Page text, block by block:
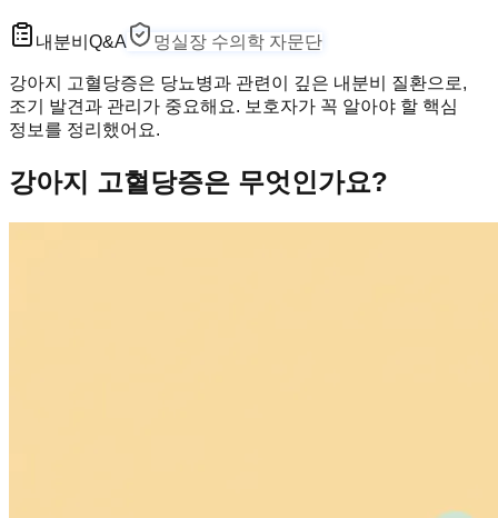
내분비 Q&A 멍실장 수의학 자문단
강아지 고혈당증은 당뇨병과 관련이 깊은 내분비 질환으로,
조기 발견과 관리가 중요해요. 보호자가 꼭 알아야 할 핵심
정보를 정리했어요.
강아지 고혈당증은 무엇인가요?